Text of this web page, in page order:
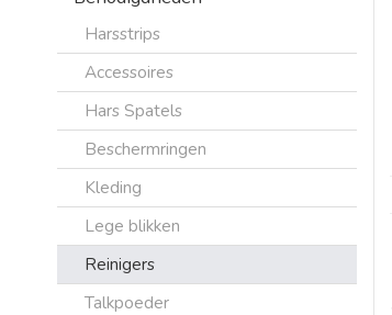
Harsstrips
Accessoires
Hars Spatels
Beschermringen
Kleding
Lege blikken
Reinigers
Talkpoeder